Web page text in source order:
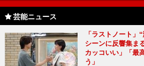
芸能ニュース
「ラストノート」
シーンに反響集ま
カッコいい」「最
う」